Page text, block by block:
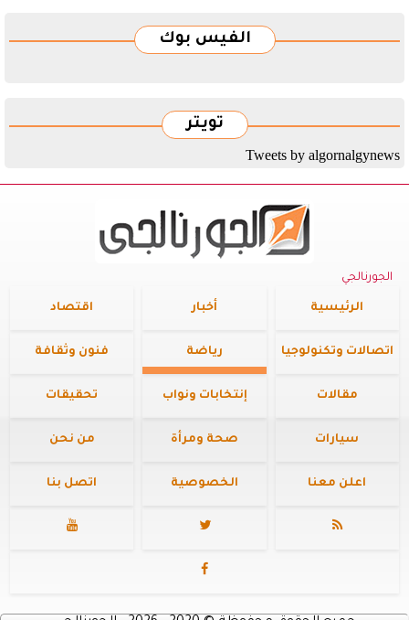
الفيس بوك
تويتر
Tweets by algornalgynews
الجورنالجي
الرئيسية أخبار اقتصاد
اتصالات وتكنولوجيا رياضة فنون وثقافة
مقالات إنتخابات ونواب تحقيقات
سيارات صحة ومرأة من نحن
اعلن معنا الخصوصية اتصل بنا



